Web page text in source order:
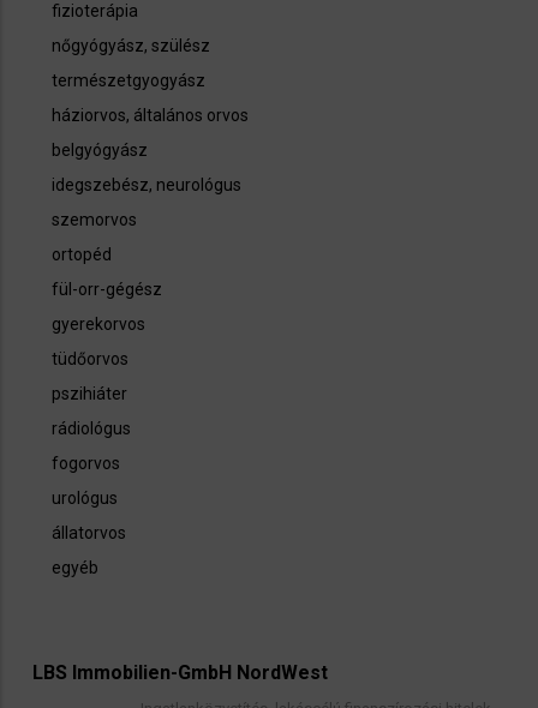
fizioterápia
nőgyógyász, szülész
természetgyogyász
háziorvos, általános orvos
belgyógyász
idegszebész, neurológus
szemorvos
ortopéd
fül-orr-gégész
gyerekorvos
tüdőorvos
pszihiáter
rádiológus
fogorvos
urológus
állatorvos
egyéb
LBS Immobilien-GmbH NordWest